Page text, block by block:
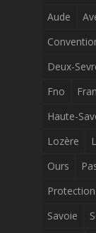
Aude
Deux-
Fno
Haute-
Lozère
Ours
Protection
Savoie